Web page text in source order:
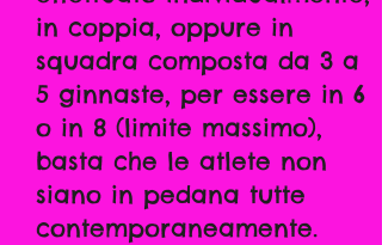
in coppia, oppure in
squadra composta da 3 a
5 ginnaste, per essere in 6
o in 8 (limite massimo),
basta che le atlete non
siano in pedana tutte
contemporaneamente.